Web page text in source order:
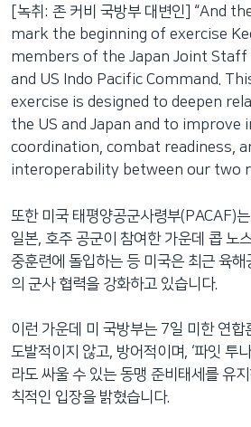
[녹취: 존 커비 국방부 대변인] “And
mark the beginning of exercise
members of the Japan Joint Staff
and US Indo Pacific Command.
exercise is designed to deepen
the US and Japan and to improve
coordination, combat readiness,
interoperability between our two
또한 미국 태평양공군사령부(PACAF)
일본, 호주 공군이 참여한 가운데 콥 노
중훈련에 돌입하는 등 미국은 최근 육
의 군사 협력을 강화하고 있습니다.
이런 가운데 미 국방부는 7일 미한 연합
도발적이지 않고, 방어적이며, ‘파잇 투
라도 싸울 수 있는 동맹 준비태세를 유
칙적인 입장을 밝혔습니다.